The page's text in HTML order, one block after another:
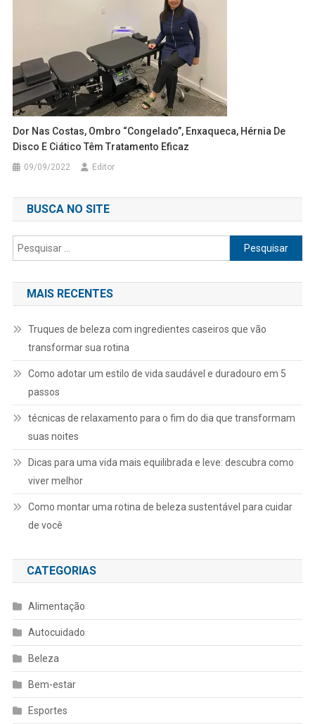
Dor Nas Costas, Ombro “congelado”, Enxaqueca, Hérnia De
Disco E Ciático Têm Tratamento Eficaz
09/09/2022 Editor
BUSCA NO SITE
Pesquisar
por:
MAIS RECENTES
Truques de beleza com ingredientes caseiros que vão
transformar sua rotina
Como adotar um estilo de vida saudável e duradouro em 5
passos
técnicas de relaxamento para o fim do dia que transformam
suas noites
Dicas para uma vida mais equilibrada e leve: descubra como
viver melhor
Como montar uma rotina de beleza sustentável para cuidar
de você
CATEGORIAS
Alimentação
Autocuidado
Beleza
Bem-estar
Esportes